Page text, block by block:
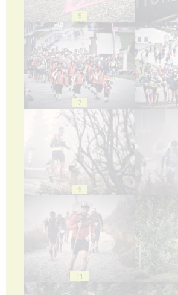
5
7
9
11